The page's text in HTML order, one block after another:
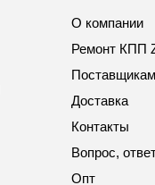
О компании
Ремонт КПП
Поставщикам
Доставка
Контакты
Вопрос,
Опт